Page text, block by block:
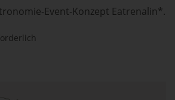
Event-Konzept Eatrenalin*.